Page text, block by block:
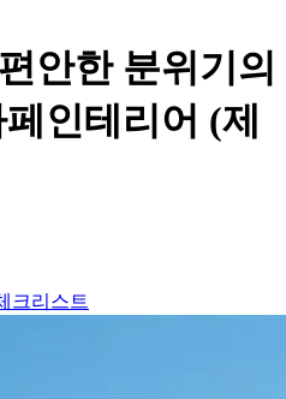
안한 분위기의
인테리어 (제
크리스트